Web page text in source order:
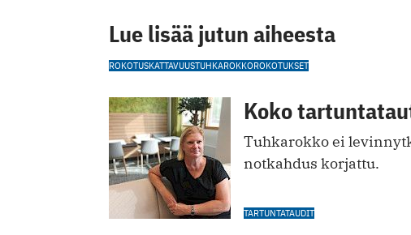
Lue lisää jutun aiheesta
ROKOTUSKATTAVUUSTUHKAROKKOROKOTUKSET
Koko
Tuhkarokko ei
notkahdus korjattu.
TARTUNTATAUDIT